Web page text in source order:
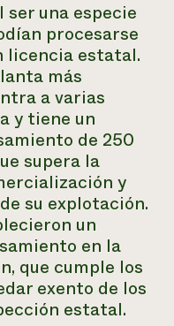
ser una especie
procesarse
licencia estatal.
más
a varias
y tiene un
de 250
supera la
y
su explotación.
un
en la
que cumple los
exento de los
estatal.